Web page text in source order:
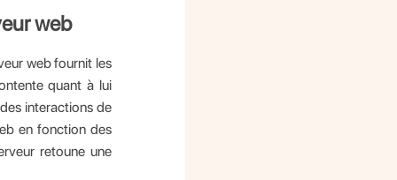
web
web fournit les
quant à lui
interactions de
en fonction des
retoune une